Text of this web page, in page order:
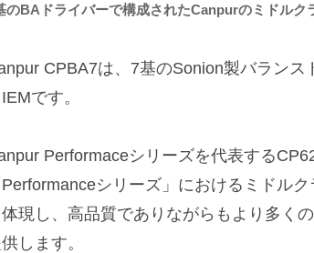
のBAドライバーで構成されたCanpurのミドルク
CPBA7は、7基のSonion製バラン
です。
Performaceシリーズを代表する
シリーズ」におけるミドル
現し、高品質でありながらもより多く
します。